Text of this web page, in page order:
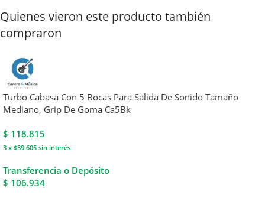
Quienes vieron este producto también
compraron
Turbo Cabasa Con 5 Bocas Para Salida De Sonido Tamaño
Mediano, Grip De Goma Ca5Bk
$ 118.815
3 x $39.605 sin interés
Transferencia o Depósito
$ 106.934